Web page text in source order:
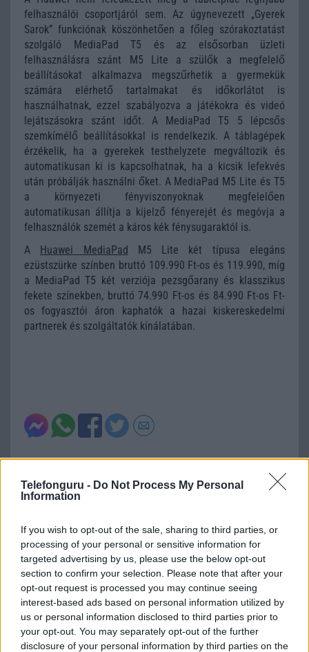
Telefonguru - Do Not Process My Personal
Information
If you wish to opt-out of the sale, sharing to third parties, or
processing of your personal or sensitive information for
targeted advertising by us, please use the below opt-out
section to confirm your selection. Please note that after your
opt-out request is processed you may continue seeing
interest-based ads based on personal information utilized by
us or personal information disclosed to third parties prior to
your opt-out. You may separately opt-out of the further
disclosure of your personal information by third parties on the
felhasználói csoportjáról sem. Az úgynevezett „Gyerek
Sarok” funkciónak köszönhetően a főleg szórakoztatást
szolgáló MediaPad T5 és az elsősorban üzleti
felhasználásra szánt M5 Lite a szülők a megfelelő
beállításokat alkalmazva megszűrhetik a gyermekük
számára elérhető tartalmakat és időkorlátot is
használhatnak, ezzel szabályozva a játékokra és videó
lejátszásokra szánt időt. A MediaPad T5 5 lépcsős
szemkímélő beállításokkal is rendelkezik. A táblagépek
érzékelik, ha a gyerekek testhelyzete megváltozik és
automatikusan ki is kapcsolhatnak, ha a kicsik lefekvés
után próbálják használni őket. A MediaPad M5 Lite és T5
a környezeti fényviszonyoknak megfelelően
automatikusan állítja a kijelző fényerejét és megóvja a
felhasználók szemét a káros kék fénysugaraktól is.
A Huawei MediaPad M5 Lite két típusa elegáns
ezüstszürke színben bruttó 109.990 Ft-os és 119.990, míg
a MediaPad T5 két verziója pezsgőarany és klasszikus
fekete színekben, bruttó 74.990 Ft-os és 84.990 Ft-os Ft-
os fogyasztói áron kaphatók a hazai kiskereskedelmi
partnerek és szolgáltatók kínálatában.
Samsung Galaxy S26